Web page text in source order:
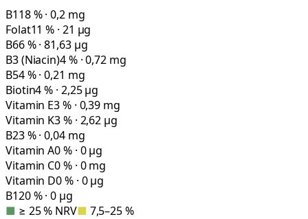
B118 % · 0,2 mg
Folat11 % · 21 µg
B66 % · 81,63 µg
B3 (Niacin)4 % · 0,72 mg
B54 % · 0,21 mg
Biotin4 % · 2,25 µg
Vitamin E3 % · 0,39 mg
Vitamin K3 % · 2,62 µg
B23 % · 0,04 mg
Vitamin A0 % · 0 µg
Vitamin C0 % · 0 mg
Vitamin D0 % · 0 µg
B120 % · 0 µg
■ ≥ 25 % NRV■ 7,5–25 %